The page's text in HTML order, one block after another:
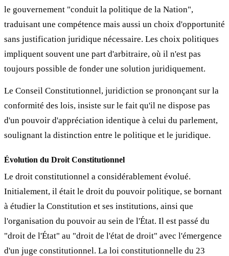
le gouvernement "conduit la politique de la Nation",
traduisant une compétence mais aussi un choix d'opportunité
sans justification juridique nécessaire. Les choix politiques
impliquent souvent une part d'arbitraire, où il n'est pas
toujours possible de fonder une solution juridiquement.
Le Conseil Constitutionnel, juridiction se prononçant sur la
conformité des lois, insiste sur le fait qu'il ne dispose pas
d'un pouvoir d'appréciation identique à celui du parlement,
soulignant la distinction entre le politique et le juridique.
Évolution du Droit Constitutionnel
Le droit constitutionnel a considérablement évolué.
Initialement, il était le droit du pouvoir politique, se bornant
à étudier la Constitution et ses institutions, ainsi que
l'organisation du pouvoir au sein de l'État. Il est passé du
"droit de l'État" au "droit de l'état de droit" avec l'émergence
d'un juge constitutionnel. La loi constitutionnelle du 23